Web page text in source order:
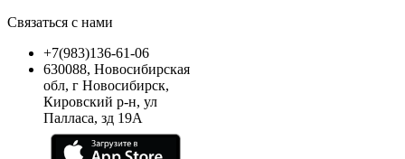
Связаться с нами
+7(983)136-61-06
630088, Новосибирская
обл, г Новосибирск,
Кировский р-н, ул
Палласа, зд 19А